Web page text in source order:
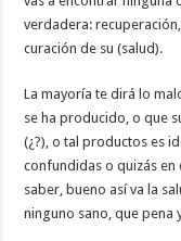
verdadera:
curación de su (salud).
La mayoría te dirá lo
se ha producido, o que
(¿?), o tal productos es
confundidas o quizás en
saber, bueno así va la
ninguno sano, que pena